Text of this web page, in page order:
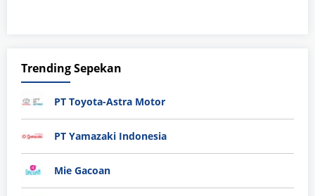
Trending Sepekan
PT Toyota-Astra Motor
PT Yamazaki Indonesia
Mie Gacoan